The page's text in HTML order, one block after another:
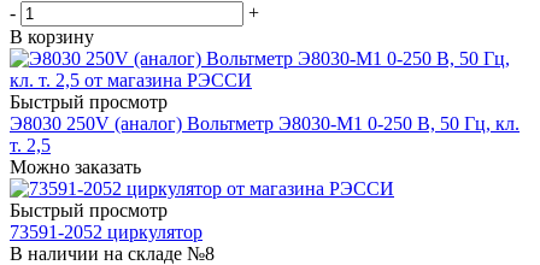
-
+
В корзину
Быстрый просмотр
Э8030 250V (аналог) Вольтметр Э8030-М1 0-250 В, 50 Гц, кл.
т. 2,5
Можно заказать
Быстрый просмотр
73591-2052 циркулятор
В наличии на складе №8